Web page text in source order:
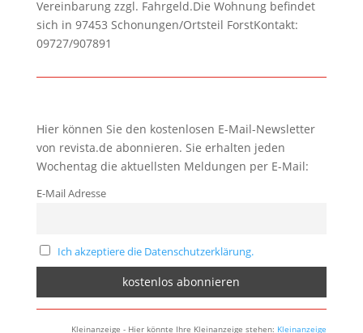
Vereinbarung zzgl. Fahrgeld.Die Wohnung befindet
sich in 97453 Schonungen/Ortsteil ForstKontakt:
09727/907891
Hier können Sie den kostenlosen E-Mail-Newsletter
von revista.de abonnieren. Sie erhalten jeden
Wochentag die aktuellsten Meldungen per E-Mail:
E-Mail Adresse
Ich akzeptiere die Datenschutzerklärung.
Kleinanzeige - Hier könnte Ihre Kleinanzeige stehen: Kleinanzeige